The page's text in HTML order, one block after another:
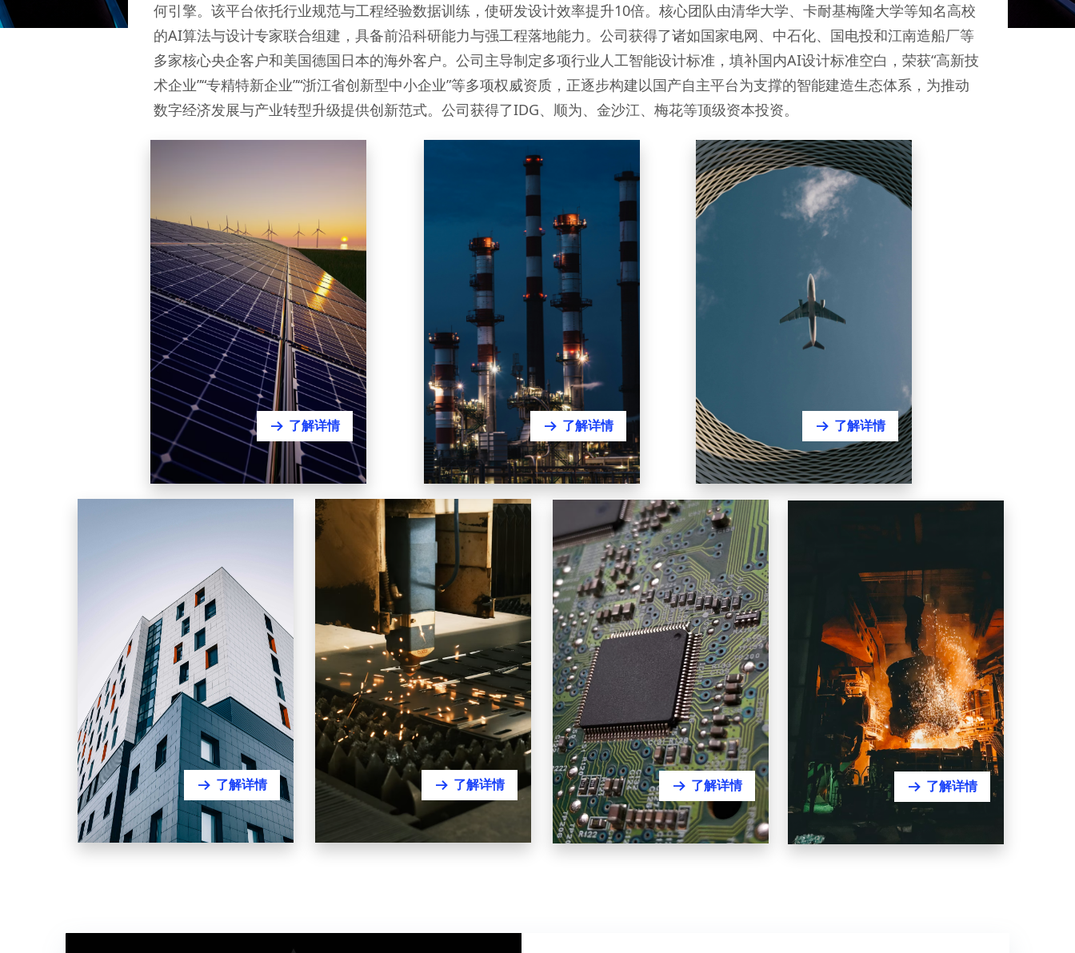
Chemicals & Advanced Materials
石化 | 煤化工 | 精细化工 | 新材
뀠 了解详情
建筑工程与基础设施
工业厂房 | 机电 | 园区管网 | EPC
뀠 了解详情
资源、材料与冶金
装备制造
Equipment Manufacturing
通用设备｜专用设备｜电气装备
뀠 了解详情
电子与高科技制造
Electronics & High-Tech
Manufacturing
服务器｜通信｜半导体设备｜精密结构件
뀠 了解详情
资源、材料与冶金
矿山 | 钢铁 | 有色 | 建材 | 循环
材料
뀠 了解详情
何引擎。该平台依托行业规范与工程经验数据训练，使研发设计效率提升10倍。核心团队由清华大学、卡耐基梅隆大学等知名高校
的AI算法与设计专家联合组建，具备前沿科研能力与强工程落地能力。公司获得了诸如国家电网、中石化、国电投和江南造船厂等
多家核心央企客户和美国德国日本的海外客户。公司主导制定多项行业人工智能设计标准，填补国内AI设计标准空白，荣获“高新技
术企业”“专精特新企业”“浙江省创新型中小企业”等多项权威资质，正逐步构建以国产自主平台为支撑的智能建造生态体系，为推动
数字经济发展与产业转型升级提供创新范式。公司获得了IDG、顺为、金沙江、梅花等顶级资本投资。
交通装备
Transportation Equipment
뀠 了解详情
能源生产 | 输配网络 | 公用事业 |
油气储运 | 综合能源
뀠 了解详情